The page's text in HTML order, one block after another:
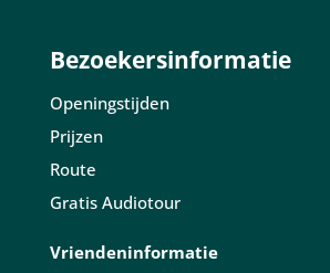
Bezoekersinformatie
Openingstijden
Prijzen
Route
Gratis Audiotour
Vriendeninformatie